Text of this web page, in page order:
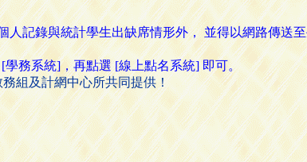
記錄與統計學生出缺席情形外， 並得以網路傳送
務系統]，再點選 [線上點名系統] 即可。
組及計網中心所共同提供！